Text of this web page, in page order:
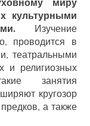
культурными
Изучение
проводится в
театральными
и религиозных
занятия
кругозор
а также